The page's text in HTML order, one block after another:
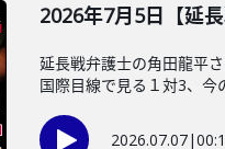
2026年7月5日【延
延長戦弁護士の角田龍平
国際目線で見る１対3、今
2026.07.07|